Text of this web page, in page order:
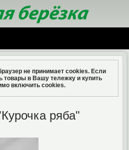
не принимает cookies. Если
товары в Вашу тележку и купить
включить cookies.
ряба"